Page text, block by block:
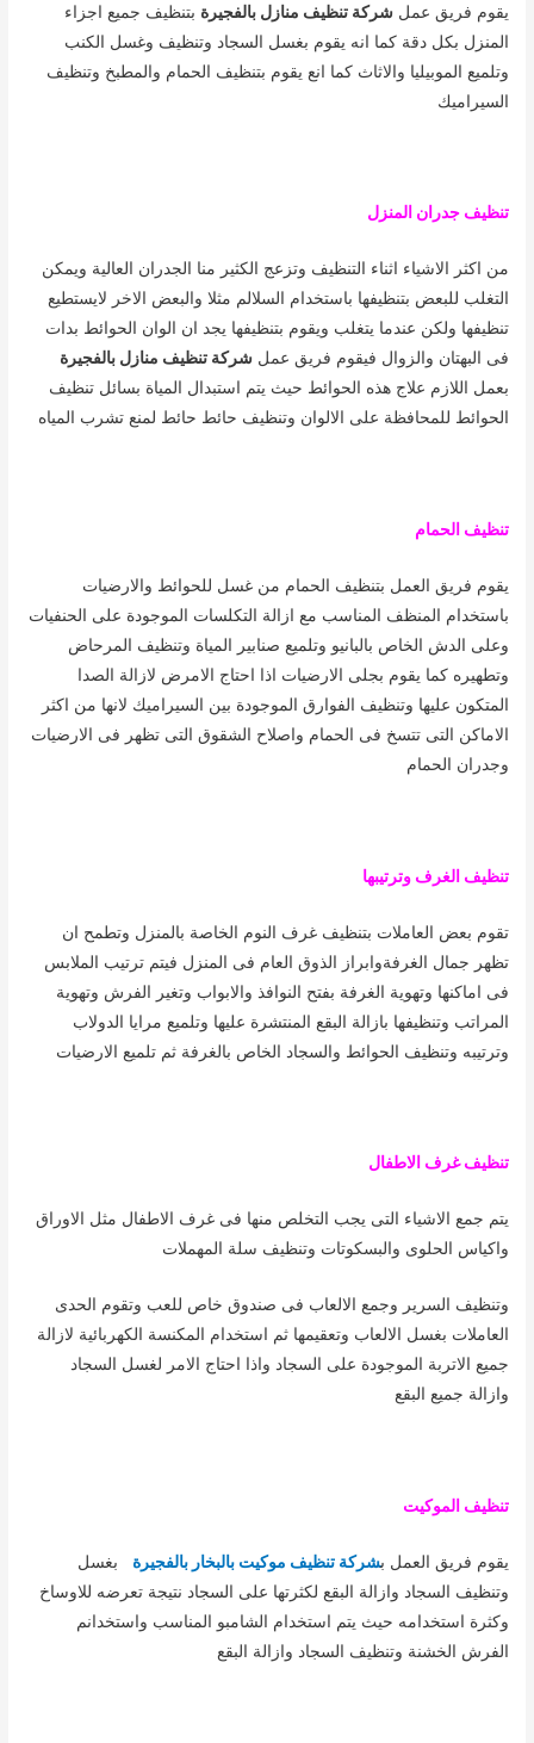
يقوم فريق عملشركة تنظيف منازل بالفجيرة بتنظيف جميع اجزاء
المنزل بكل دقة كما انه يقوم بغسل السجاد وتنظيف وغسل الكنب
وتلميع الموبيليا والاثاث كما انع يقوم بتنظيف الحمام والمطبخ وتنظيف
السيراميك
تنظيف جدران المنزل
من اكثر الاشياء اثناء التنظيف وتزعج الكثير منا الجدران العالية ويمكن
التغلب للبعض بتنظيفها باستخدام السلالم مثلا والبعض الاخر لايستطيع
تنظيفها ولكن عندما يتغلب ويقوم بتنظيفها يجد ان الوان الحوائط بدات
فى البهتان والزوال فيقوم فريق عملشركة تنظيف منازل بالفجيرة
بعمل اللازم علاج هذه الحوائط حيث يتم استبدال المياة بسائل تنظيف
الحوائط للمحافظة على الالوان وتنظيف حائط حائط لمنع تشرب المياه
تنظيف الحمام
يقوم فريق العمل بتنظيف الحمام من غسل للحوائط والارضيات
باستخدام المنظف المناسب مع ازالة التكلسات الموجودة على الحنفيات
وعلى الدش الخاص بالبانيو وتلميع صنابير المياة وتنظيف المرحاض
وتطهيره كما يقوم بجلى الارضيات اذا احتاج الامرض لازالة الصدا
المتكون عليها وتنظيف الفوارق الموجودة بين السيراميك لانها من اكثر
الاماكن التى تتسخ فى الحمام واصلاح الشقوق التى تظهر فى الارضيات
وجدران الحمام
تنظيف الغرف وترتيبها
تقوم بعض العاملات بتنظيف غرف النوم الخاصة بالمنزل وتطمح ان
تظهر جمال الغرفةوابراز الذوق العام فى المنزل فيتم ترتيب الملابس
فى اماكنها وتهوية الغرفة بفتح النوافذ والابواب وتغير الفرش وتهوية
المراتب وتنظيفها بازالة البقع المنتشرة عليها وتلميع مرايا الدولاب
وترتيبه وتنظيف الحوائط والسجاد الخاص بالغرفة ثم تلميع الارضيات
تنظيف غرف الاطفال
يتم جمع الاشياء التى يجب التخلص منها فى غرف الاطفال مثل الاوراق
واكياس الحلوى والبسكوتات وتنظيف سلة المهملات
وتنظيف السرير وجمع الالعاب فى صندوق خاص للعب وتقوم الحدى
العاملات بغسل الالعاب وتعقيمها ثم استخدام المكنسة الكهربائية لازالة
جميع الاتربة الموجودة على السجاد واذا احتاج الامر لغسل السجاد
وازالة جميع البقع
تنظيف الموكيت
يقوم فريق العمل بشركة تنظيف موكيت بالبخار بالفجيرة بغسل
وتنظيف السجاد وازالة البقع لكثرتها على السجاد نتيجة تعرضه للاوساخ
وكثرة استخدامه حيث يتم استخدام الشامبو المناسب واستخدانم
الفرش الخشنة وتنظيف السجاد وازالة البقع